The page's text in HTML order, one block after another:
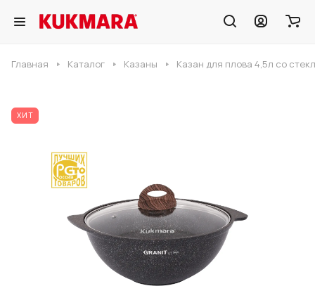
Главная Каталог Казаны Казан для плова 4,5л со
ХИТ